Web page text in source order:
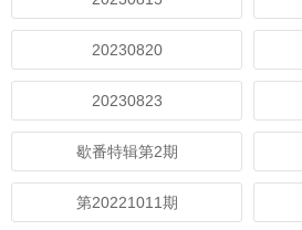
20230820
20230823
歇番特辑第2期
第20221011期